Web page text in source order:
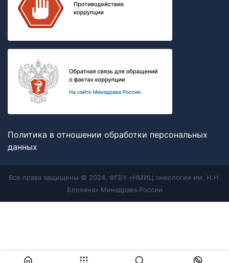
Политика в отношении обработки персональных
данных
Все права защищены © 2024, ФГБУ «НМИЦ онкологии им. Н.Н.
Блохина» Минздрава России